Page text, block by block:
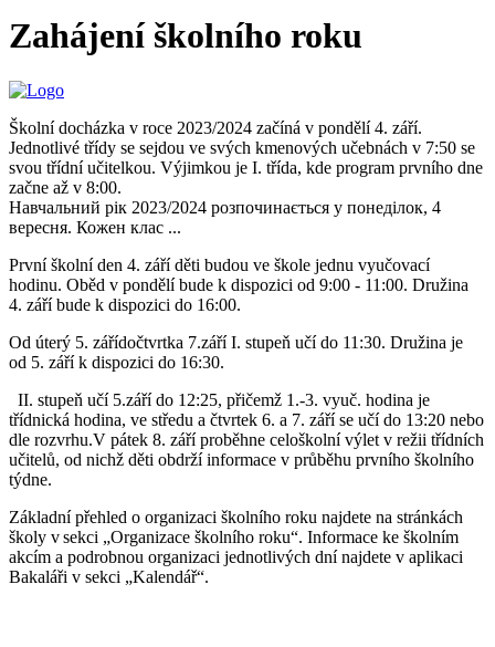
Zahájení školního roku
Školní docházka v roce 2023/2024 začíná v pondělí 4. září.
Jednotlivé třídy se sejdou ve svých kmenových učebnách v 7:50 se
svou třídní učitelkou. Výjimkou je I. třída, kde program prvního dne
začne až v 8:00.
Навчальний рік 2023/2024 розпочинається у понеділок, 4
вересня. Кожен клас ...
Prvníškolní den 4. září děti budou ve škole jednu vyučovací
hodinu. Oběd v pondělí bude k dispozici od 9:00 - 11:00. Družina
4. září bude k dispozici do 16:00.
Od úterý 5. zářídočtvrtka 7.záříI. stupeň učí do 11:30. Družina je
od 5. září k dispozici do 16:30.
II. stupeň učí 5.zářído 12:25, přičemž 1.-3. vyuč. hodina je
třídnická hodina, ve středu a čtvrtek 6. a 7. září se učí do 13:20 nebo
dle rozvrhu.V pátek 8. září proběhne celoškolnívýlet v režii třídních
učitelů, od nichž děti obdrží informace v průběhu prvního školního
týdne.
Základní přehled o organizaci školního roku najdete na stránkách
školy v sekci „Organizace školního roku“. Informace ke školním
akcím a podrobnou organizaci jednotlivých dní najdete v aplikaci
Bakaláři v sekci „Kalendář“.